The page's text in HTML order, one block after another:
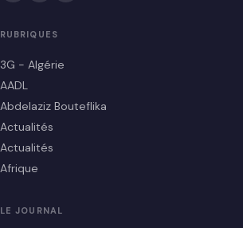
RUBRIQUES
3G - Algérie
AADL
Abdelaziz Bouteflika
Actualités
Actualités
Afrique
LE JOURNAL